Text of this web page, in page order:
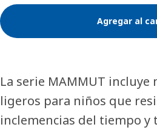
Agregar al
La serie MAMMUT
ligeros para niños que
inclemencias del tiempo y